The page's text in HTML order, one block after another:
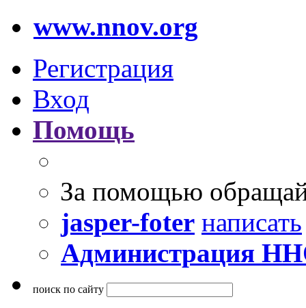
www.nnov.org
Регистрация
Вход
Помощь
За помощью
jasper-foter написать
Администрация
поиск по сайту